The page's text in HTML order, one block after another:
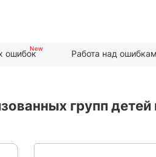
ошибок Работа над
групп детей